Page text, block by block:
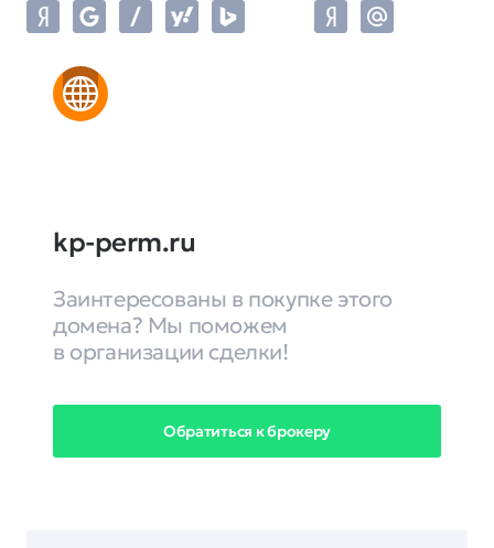
kp-perm.ru
Заинтересованы в покупке этого
домена? Мы поможем
в организации сделки!
Обратиться к брокеру